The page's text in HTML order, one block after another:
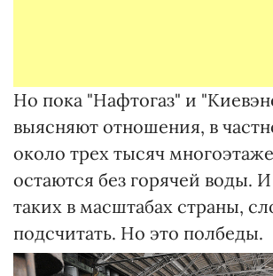
Но пока "Нафтогаз" и
выясняют отношения, в
около трех тысяч
остаются без горячей воды.
таких в масштабах страны,
подсчитать. Но это полбеды.